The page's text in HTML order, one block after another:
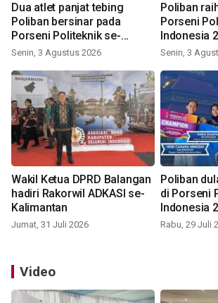
Dua atlet panjat tebing
Poliban bersinar pada
Porseni Politeknik se-
Indonesia 2026
Senin, 3 Agustus 2026
Poliban
Porseni
Indonesia
Senin, 3
Wakil Ketua DPRD Balangan
hadiri Rakorwil ADKASI se-
Kalimantan
Jumat, 31 Juli 2026
Poliban
di Porseni
Indonesia
Rabu, 29 Juli
Video